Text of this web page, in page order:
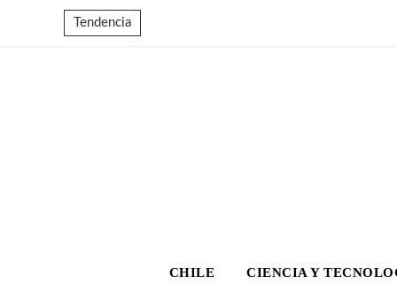
Tendencia
CHILE CIENCIA Y